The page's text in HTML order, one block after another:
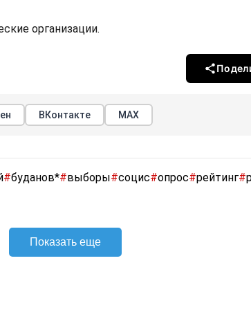
организации.
ВКонтакте МАХ
#буданов*#выборы#социс#опрос#рейтинг#
Показать еще